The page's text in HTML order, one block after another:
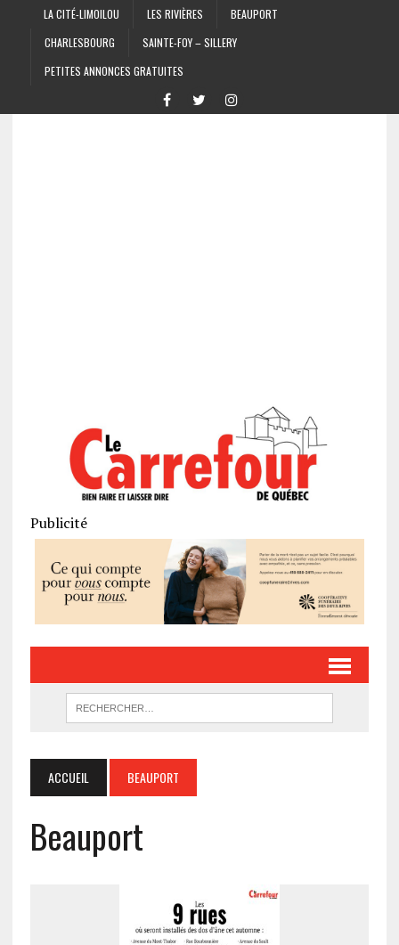
LA CITÉ-LIMOILOU LES RIVIÈRES
BEAUPORT
CHARLESBOURG
SAINTE-FOY – SILLERY
PETITES ANNONCES GRATUITES
Publicité
ACCUEIL BEAUPORT
Beauport